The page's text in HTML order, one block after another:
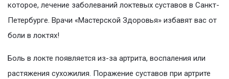
которое, лечение заболеваний локтевых суставов в Санкт-
Петербурге. Врачи «Мастерской Здоровья» избавят вас от
боли в локтях!
Боль в локте появляется из-за артрита, воспаления или
растяжения сухожилия. Поражение суставов при артрите